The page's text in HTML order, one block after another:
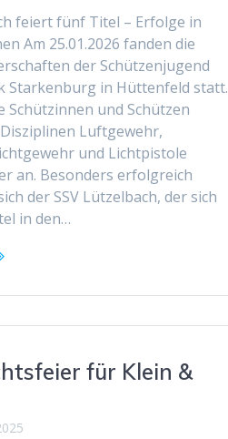
feiert fünf Titel – Erfolge in
Am 25.01.2026 fanden die
der Schützenjugend
Starkenburg in Hüttenfeld statt.
Schützinnen und Schützen
Luftgewehr,
und Lichtpistole
an. Besonders erfolgreich
der SSV Lützelbach, der sich
in den…
für Klein &